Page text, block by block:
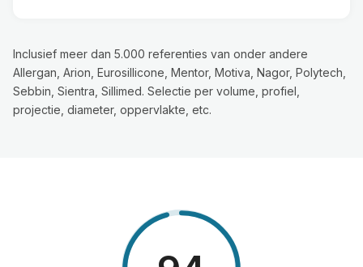
Inclusief meer dan 5.000 referenties van onder andere
Allergan, Arion, Eurosillicone, Mentor, Motiva, Nagor, Polytech,
Sebbin, Sientra, Sillimed. Selectie per volume, profiel,
projectie, diameter, oppervlakte, etc.